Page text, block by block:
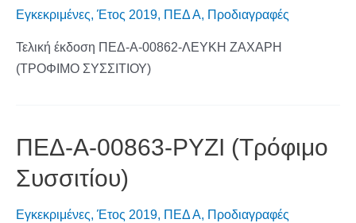
Εγκεκριμένες, Έτος 2019, ΠΕΔ Α, Προδιαγραφές
Τελική έκδοση ΠΕΔ-Α-00862-ΛΕΥΚΗ ΖΑΧΑΡΗ
(ΤΡΟΦΙΜΟ ΣΥΣΣΙΤΙΟΥ)
ΠΕΔ-Α-00863-ΡΥΖΙ (Τρόφιμο
Συσσιτίου)
Εγκεκριμένες, Έτος 2019, ΠΕΔ Α, Προδιαγραφές